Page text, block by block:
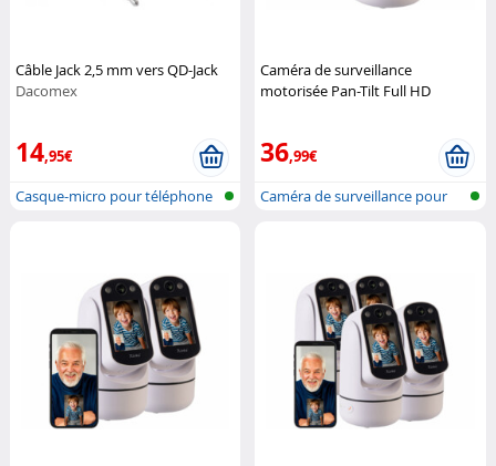
Câble Jack 2,5 mm vers QD-Jack
Dacomex
14,95€
Casque-micro pour téléphone
Caméra de surveillance
motorisée Pan-Tilt Full HD
36,99€
Caméra de surveillance pour